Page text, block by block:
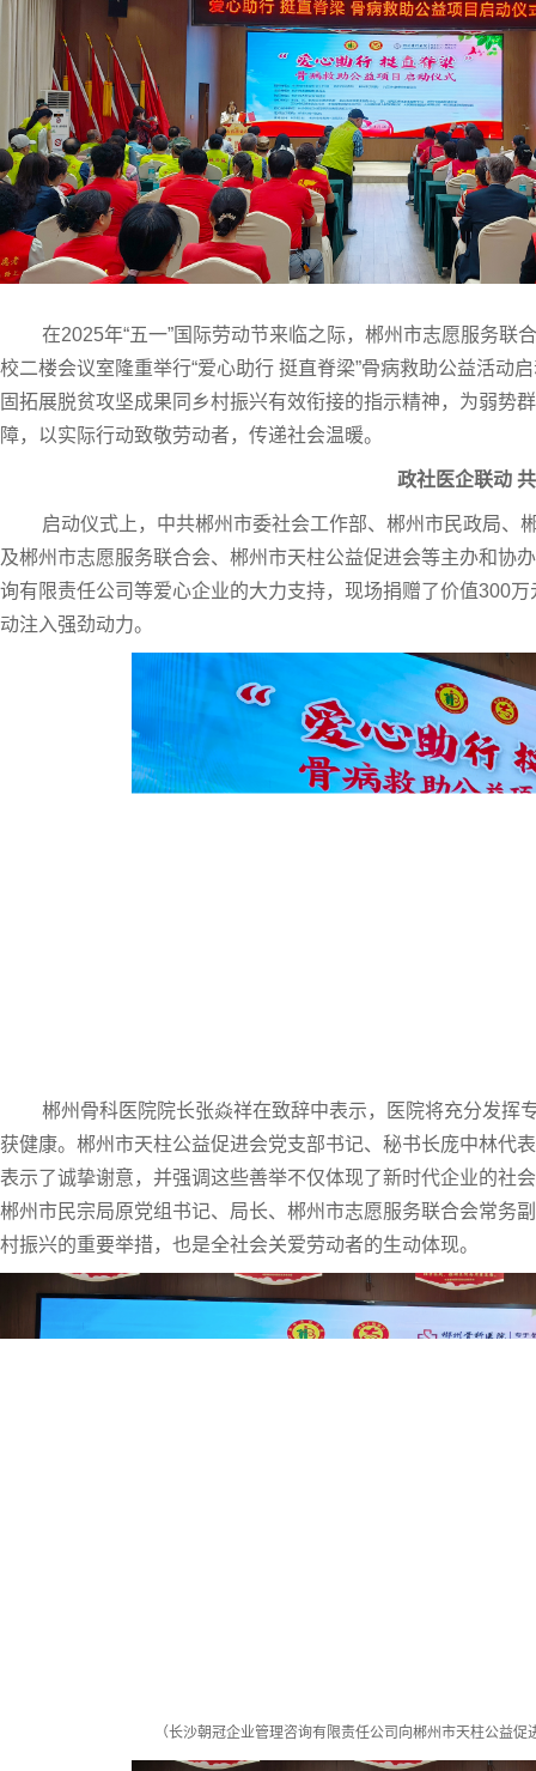
在2025年“五一”国际劳动节来临之际，郴州市志愿服务
校二楼会议室隆重举行“爱心助行 挺直脊梁”骨病救助公益活动
固拓展脱贫攻坚成果同乡村振兴有效衔接的指示精神，为弱势
障，以实际行动致敬劳动者，传递社会温暖。
政社医企联动
启动仪式上，中共郴州市委社会工作部、郴州市民政局
及郴州市志愿服务联合会、郴州市天柱公益促进会等主办和协
询有限责任公司等爱心企业的大力支持，现场捐赠了价值300
动注入强劲动力。
郴州骨科医院院长张焱祥在致辞中表示，医院将充分发挥
获健康。 郴州市天柱公益促进会党支部书记、秘书长庞中林代
表示了诚挚谢意， 并强调这些善举不仅体现了新时代企业的社
郴州市民宗局原党组书记、局长、郴州市志愿服务联合会常务
村振兴的重要举措，也是全社会关爱劳动者的生动体现。
（长沙朝冠企业管理咨询有限责任公司向郴州市天柱公益